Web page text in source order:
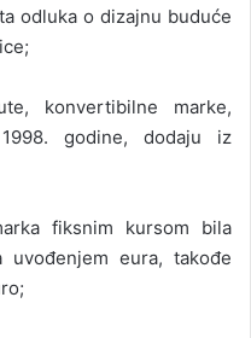
odluka o dizajnu buduće
konvertibilne marke,
godine, dodaju iz
fiksnim kursom bila
uvođenjem eura, takođe